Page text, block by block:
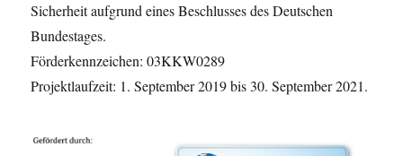
Sicherheit aufgrund eines Beschlusses des Deutschen
Bundestages.
Förderkennzeichen: 03KKW0289
Projektlaufzeit: 1. September 2019 bis 30. September 2021.